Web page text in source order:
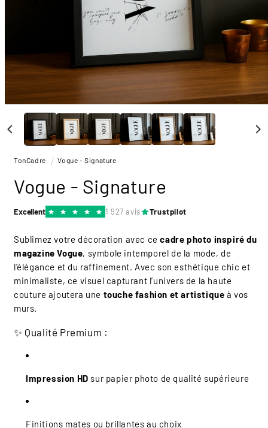
média
fenêtre
TonCadre Vogue - Signature
Vogue - Signature
Excellent 1 927 avis Trustpilot
Sublimez votre décoration avec cecadre photo inspiré du
magazine Vogue, symbole intemporel de la mode, de
l'élégance et du raffinement. Avec son esthétique chic et
minimaliste, ce visuel capturant l’univers de la haute
couture ajoutera une touche fashion et artistique à vos
murs.
✨ Qualité Premium :
Impression HD sur papier photo de qualité supérieure
Finitions mates ou brillantes au choix